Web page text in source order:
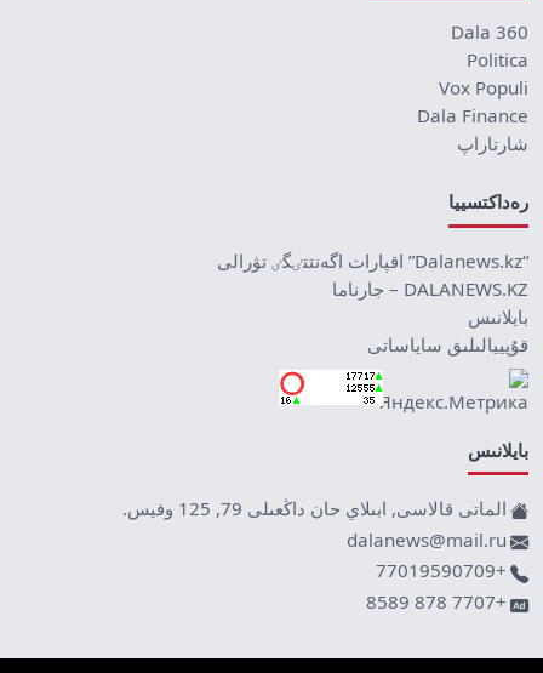
Dala 360
Politica
Vox Populi
Dala Finance
شارتاراپ
رەداكتسييا
“Dalanews.kz” اقپارات اگەنتتٸگٸ تۋرالى
DALANEWS.KZ – جارناما
بايلانىس
قۇپييالىلىق ساياساتى
بايلانىس
الماتى قالاسى, ابىلاي حان داڭعىلى 79, 125 وفيس.
dalanews@mail.ru
+77019590709
+7707 878 8589